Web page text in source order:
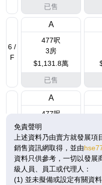
6 /
F
已售
A
477呎
3房
$1,131.8萬
已售
A
477呎
$1,139.8萬
已售
A
免責聲明
上述資料乃由賣方就發展
銷售資訊網取得，並由
資料只供參考，一切以發展
級人員、員工或代理人：
(1) 並未擬備或設定有關資